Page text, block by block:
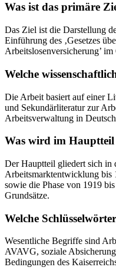
Was ist das primäre
Das Ziel ist die Darstellung
Einführung des ‚Gesetzes
Arbeitslosenversicherung’
Welche
Die Arbeit basiert auf einer
und Sekundärliteratur zur
Arbeitsverwaltung in
Was wird im Hauptteil
Der Hauptteil gliedert sich in
Arbeitsmarktentwicklung bis
sowie die Phase von 1919
Grundsätze.
Welche
Wesentliche Begriffe sind
AVAVG, soziale
Bedingungen des